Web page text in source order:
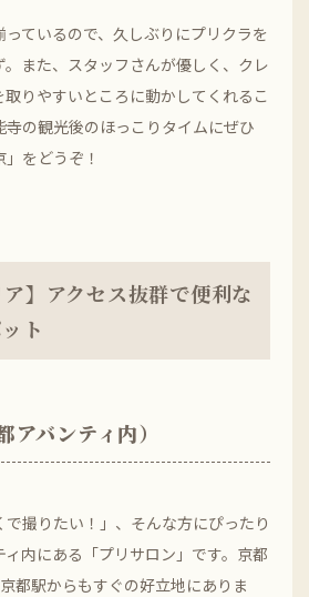
ているので、久しぶりにプリクラを
また、スタッフさんが優しく、クレ
りやすいところに動かしてくれるこ
寺の観光後のほっこりタイムにぜひ
」をどうぞ！
ア】アクセス抜群で便利な
ト
アバンティ内）
で撮りたい！」、そんな方にぴったり
内にある「プリサロン」です。京都
都駅からもすぐの好立地にありま